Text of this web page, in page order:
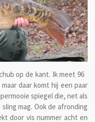
op de kant. Ik meet 96
daar komt hij een paar
spiegel die, net als
mag. Ook de afronding
door vis nummer acht en